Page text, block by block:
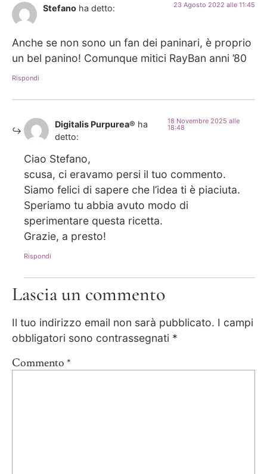
Stefano ha detto: 23 Agosto 2022 alle 11:45
Anche se non sono un fan dei paninari, è proprio
un bel panino! Comunque mitici RayBan anni ’80
Rispondi
Digitalis Purpurea® ha
detto:
18 Novembre 2025 alle
18:48
Ciao Stefano,
scusa, ci eravamo persi il tuo commento.
Siamo felici di sapere che l’idea ti è piaciuta.
Speriamo tu abbia avuto modo di
sperimentare questa ricetta.
Grazie, a presto!
Rispondi
Lascia un commento
Il tuo indirizzo email non sarà pubblicato. I campi
obbligatori sono contrassegnati *
Commento *